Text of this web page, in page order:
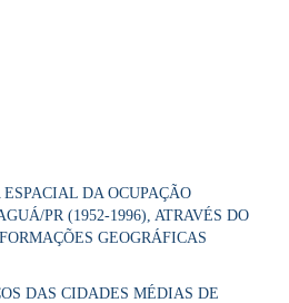
DA OCUPAÇÃO
PR (1952-1996), ATRAVÉS DO
GEOGRÁFICAS
DAS CIDADES MÉDIAS DE